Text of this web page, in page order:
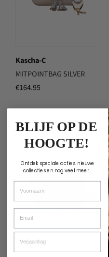
Kascha-C
MITPOINTBAG SILVER
€164.95
BLIJF OP DE
HOOGTE!
Ontdek speciale acties, nieuwe
collecties en nog veel meer...
Voornaam
Email
Verjaardag